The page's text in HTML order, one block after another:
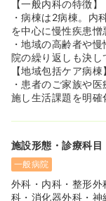
【一般内科の特徴】
・病棟は2病棟。内
を中心に慢性疾患憎
・地域の高齢者や
院の繰り返しも決し
【地域包括ケア病棟
・患者のご家族や
施し生活課題を明確
施設形態・診療科目
一般病院
外科・内科・整形
科・消化器外科・